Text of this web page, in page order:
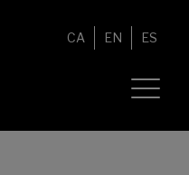
CA EN ES